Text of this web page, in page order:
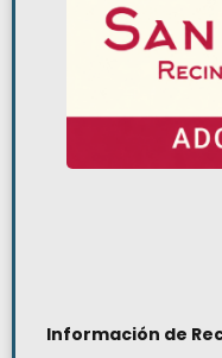
Información de